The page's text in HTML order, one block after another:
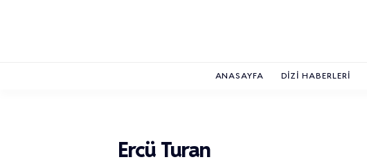
ANASAYFA DIZI HABERLERI
Ercü Turan